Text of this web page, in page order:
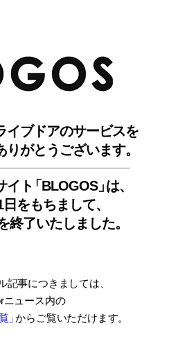
イブドアのサービスを
がとうございます。
イ ト「BLOGOS」は、
日をもちまして、
終了いたしました。
記事につきましては
ニュース内の
」からご覧いただけます。